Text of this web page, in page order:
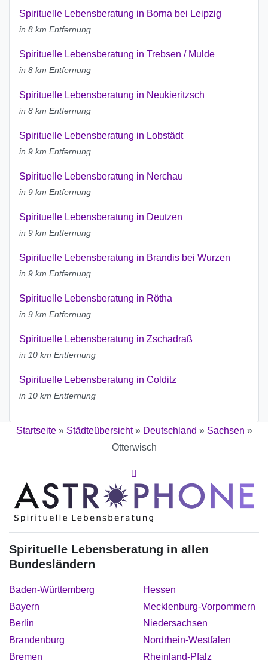
Spirituelle Lebensberatung in Borna bei Leipzig
in 8 km Entfernung
Spirituelle Lebensberatung in Trebsen / Mulde
in 8 km Entfernung
Spirituelle Lebensberatung in Neukieritzsch
in 8 km Entfernung
Spirituelle Lebensberatung in Lobstädt
in 9 km Entfernung
Spirituelle Lebensberatung in Nerchau
in 9 km Entfernung
Spirituelle Lebensberatung in Deutzen
in 9 km Entfernung
Spirituelle Lebensberatung in Brandis bei Wurzen
in 9 km Entfernung
Spirituelle Lebensberatung in Rötha
in 9 km Entfernung
Spirituelle Lebensberatung in Zschadraß
in 10 km Entfernung
Spirituelle Lebensberatung in Colditz
in 10 km Entfernung
Startseite» Städteübersicht» Deutschland » Sachsen »
Otterwisch
Spirituelle Lebensberatung in allen
Bundesländern
Baden-Württemberg
Bayern
Berlin
Brandenburg
Bremen
Hessen
Mecklenburg-Vorpommern
Niedersachsen
Nordrhein-Westfalen
Rheinland-Pfalz